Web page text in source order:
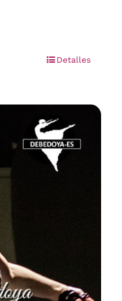
Detalles